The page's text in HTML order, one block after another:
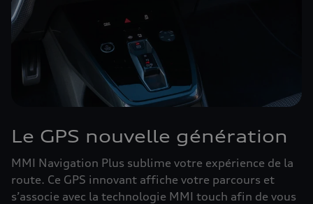
Le GPS nouvelle génération
MMI Navigation Plus sublime votre expérience de la
route. Ce GPS innovant affiche votre parcours et
s’associe avec la technologie MMI touch afin de vous